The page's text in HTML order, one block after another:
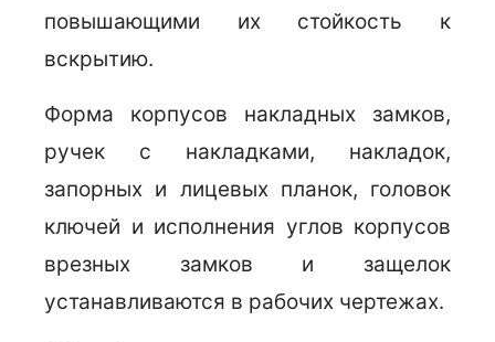
повышающими их стойкость к
вскрытию.
Форма корпусов накладных замков,
ручек с накладками, накладок,
запорных и лицевых планок, головок
ключей и исполнения углов корпусов
врезных замков и защелок
устанавливаются в рабочих чертежах.